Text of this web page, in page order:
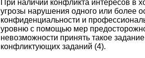
При наличии конфликта интересов в
угрозы нарушения одного или более
конфиденциальности и
уровню с помощью мер
невозможности принять такое
конфликтующих заданий (4).